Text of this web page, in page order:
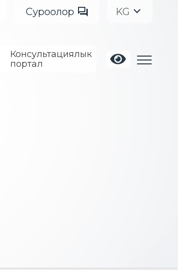
Суроолор KG
Консультациялык
портал